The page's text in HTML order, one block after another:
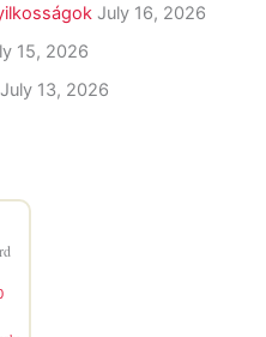
July 16, 2026
15, 2026
July 13, 2026